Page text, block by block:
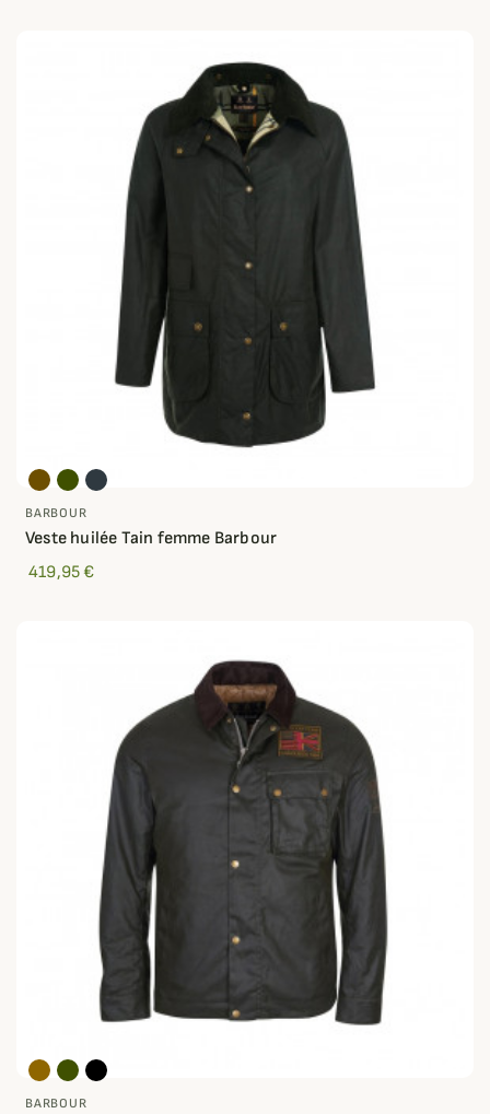
BARBOUR
Veste huilée Tain femme Barbour
419,95 €
BARBOUR